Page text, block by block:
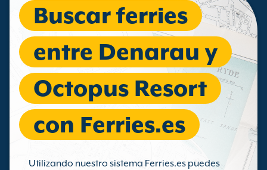
Buscar ferries
entre Denarau y
Octopus Resort
con Ferries.es
Utilizando nuestro sistema Ferries.es puedes